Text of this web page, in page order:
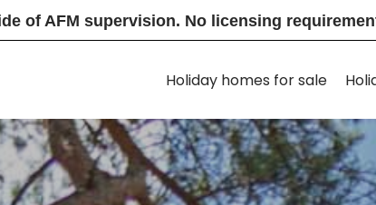
of AFM supervision. No licensing
Holiday homes for sale